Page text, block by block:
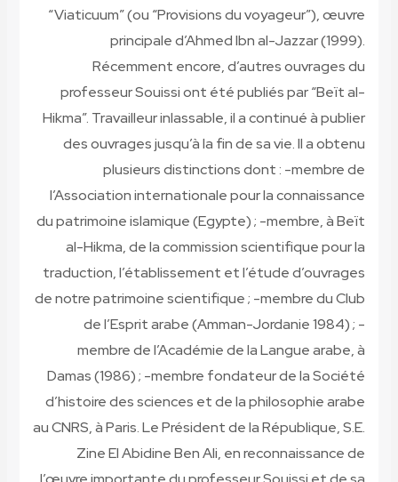
“Viaticuum” (ou “Provisions du voyageur”), œuvre
principale d’Ahmed Ibn al-Jazzar (1999).
Récemment encore, d’autres ouvrages du
professeur Souissi ont été publiés par “Beït al-
Hikma”. Travailleur inlassable, il a continué à publier
des ouvrages jusqu’à la fin de sa vie. Il a obtenu
plusieurs distinctions dont : -membre de
l’Association internationale pour la connaissance
du patrimoine islamique (Egypte) ; -membre, à Beït
al-Hikma, de la commission scientifique pour la
traduction, l’établissement et l’étude d’ouvrages
de notre patrimoine scientifique ; -membre du Club
de l’Esprit arabe (Amman-Jordanie 1984) ; -
membre de l’Académie de la Langue arabe, à
Damas (1986) ; -membre fondateur de la Société
d’histoire des sciences et de la philosophie arabe
au CNRS, à Paris. Le Président de la République, S.E.
Zine El Abidine Ben Ali, en reconnaissance de